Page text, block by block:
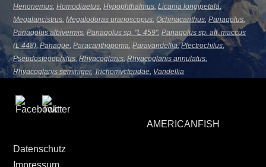
Henonemus,Homodiaetus,Hypophthalmus,Licania longipetala,
Megalancistrus,Megalodoras uranoscopus,Ochmacanthus,Panaqolus,
Panaqolus albivermis,Panaqolus sp. "L 459",Panaqolus sp. aff. maccus
(L 448),Panaque,Paracanthopoma,Paravandellia,Plectrochilus,
Pseudostegophilus,Rhyacoglanis,Rhyacoglanis annulatus,
Rhyacoglanis seminiger, Trichomycteridae, Vandellia
AMERICANFISH
Datenschutz